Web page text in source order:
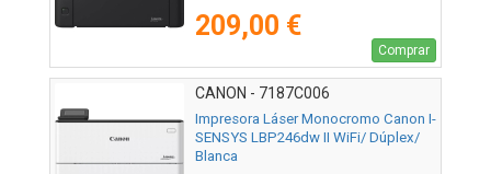
209,00 €
Comprar
CANON - 7187C006
Impresora Láser Monocromo Canon I-
SENSYS LBP246dw II WiFi/ Dúplex/
Blanca